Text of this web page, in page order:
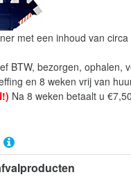
met een inhoud van circa
BTW, bezorgen, ophalen,
en 8 weken vrij van
Na 8 weken betaalt u